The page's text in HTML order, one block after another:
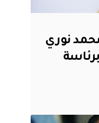
نوري